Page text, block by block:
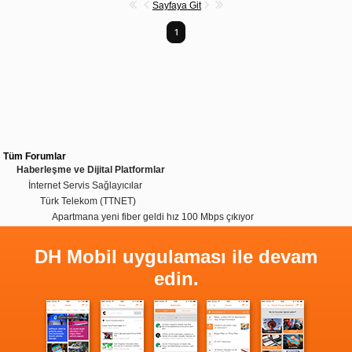
Sayfaya Git
1
Tüm Forumlar
Haberleşme ve Dijital Platformlar
İnternet Servis Sağlayıcılar
Türk Telekom (TTNET)
Apartmana yeni fiber geldi hız 100 Mbps çıkıyor
DH Mobil uygulaması ile devam
edin.